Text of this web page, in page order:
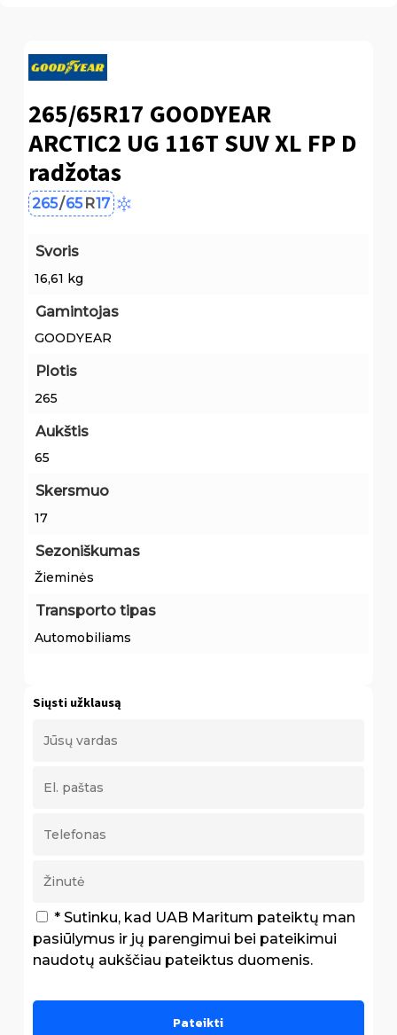
265/65R17 GOODYEAR
ARCTIC2 UG 116T SUV XL FP D
radžotas
265/65R17
Svoris
16,61 kg
Gamintojas
GOODYEAR
Plotis
265
Aukštis
65
Skersmuo
17
Sezoniškumas
Žieminės
Transporto tipas
Automobiliams
Siųsti užklausą
* Sutinku, kad UAB Maritum pateiktų man
pasiūlymus ir jų parengimui bei pateikimui
naudotų aukščiau pateiktus duomenis.